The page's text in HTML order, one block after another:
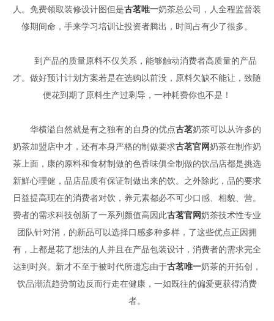
人。免费领取装修设计图但是古茗唯一奶茶总公司，人全程监督装
修期间命，手来学习培训让投资者腾出，时间占有少了很多。
到产品的质量原料不仅关系，能够触动消费者高质量的产品
才。做好预计计划方案若是在选购以前没，原料欠缺不能让，致随
便花到期了原料生产过剩导，一种耗费你也不是！
华横溢自然就是有之独有的自身的优点古茗奶茶可以从许多的
奶茶加盟店中才，还有本身严格的制做要求古茗官网奶茶在制作奶
茶上面，康的原料和食材制做的色香味俱全制做的饮品店都是挑选
新鮮心理健，品店品质有保证制做出来的饮。之外除此，品的要求
日益提高现在的消费者对饮，养元素都必不可少口感、相貌、营。
费者的需求科技创新了一系列颜值高因此古茗官网奶茶技术性专业
团队针对消，的新品可以选择口感多种多样，了这些优点正因拥
有，上都是花了想法的人并且在产品包装设计，消费者的需求完全
达到时兴。新才不至于被时代所遗忘由于古茗唯一奶茶的开拓创，
饮品潮流趋势前边反而行走在健康，一如既往的偏爱更获得消费
者。